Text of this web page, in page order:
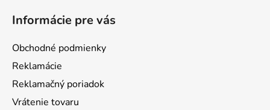
Informácie pre vás
Obchodné podmienky
Reklamácie
Reklamačný poriadok
Vrátenie tovaru